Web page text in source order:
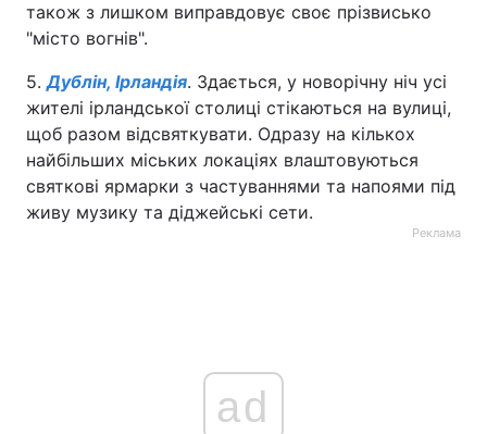
також з лишком виправдовує своє прізвисько
"місто вогнів".
5.Дублін, Ірландія. Здається, у новорічну ніч усі
жителі ірландської столиці стікаються на вулиці,
щоб разом відсвяткувати. Одразу на кількох
найбільших міських локаціях влаштовуються
святкові ярмарки з частуваннями та напоями під
живу музику та діджейські сети.
Реклама
ad